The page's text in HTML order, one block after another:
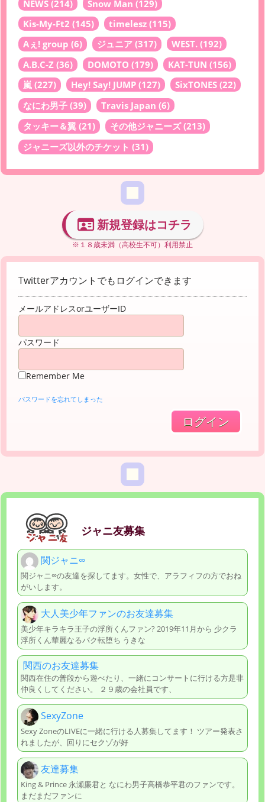
NEWS (214) Snow Man (129)
Kis-My-Ft2 (145) timelesz (115)
Aぇ! group (6) ジュニア (317) WEST. (192)
A.B.C-Z (36) DOMOTO (179) KAT-TUN (156)
嵐 (227) Hey! Say! JUMP (127) SixTONES (22)
なにわ男子 (39) Travis Japan (6)
タッキー＆翼 (21) その他ジャニーズ(213)
ジャニーズ以外のチケット (31)
新規登録はコチラ
※１８歳未満（高校生不可）利用禁止
Twitterアカウントでもログインできます
メールアドレスorユーザーID
パスワード
Remember Me
パスワードを忘れてしまった
ジャニ友募集
関ジャニ∞
関ジャニ∞の友達を探してます。女性で、アラフィフの方でおね
がいします。
大人美少年ファンのお友達募集
美少年キラキラ王子の浮所くんファン? 2019年11月から 少クラ
浮所くん華麗なるバク転堕ち うきな
関西のお友達募集
関西在住の普段から遊べたり、一緒にコンサートに行ける方是非
仲良くしてください。 ２９歳の会社員です、
SexyZone
Sexy ZoneのLIVEに一緒に行ける人募集してます！ ツアー発表さ
れましたが、回りにセクゾが好
友達募集
King & Prince 永瀬廉君と なにわ男子高橋恭平君のファンです。
まだまだファンに